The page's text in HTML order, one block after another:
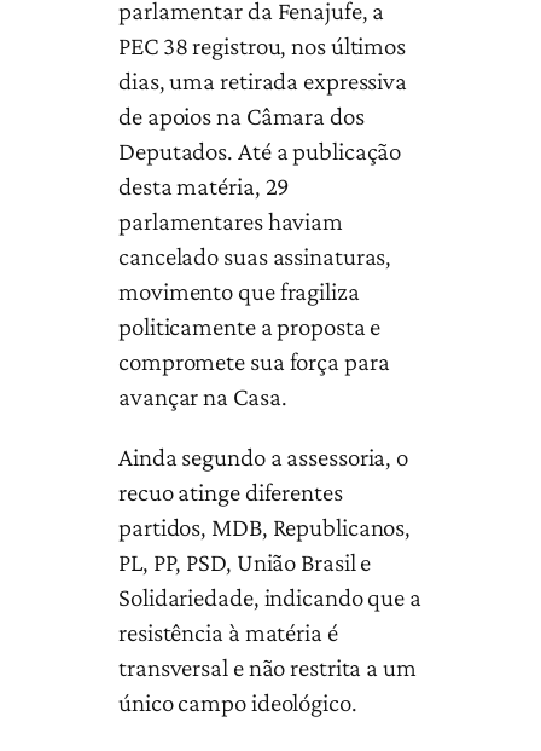
parlamentar da Fenajufe, a
PEC 38 registrou, nos últimos
dias, uma retirada expressiva
de apoios na Câmara dos
Deputados. Até a publicação
desta matéria, 29
parlamentares haviam
cancelado suas assinaturas,
movimento que fragiliza
politicamente a proposta e
compromete sua força para
avançar na Casa.
Ainda segundo a assessoria, o
recuo atinge diferentes
partidos, MDB, Republicanos,
PL, PP, PSD, União Brasil e
Solidariedade, indicando que a
resistência à matéria é
transversal e não restrita a um
único campo ideológico.